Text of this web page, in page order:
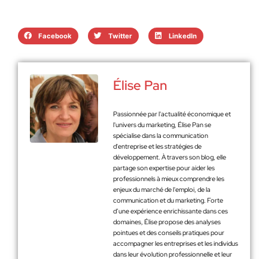
Facebook Twitter LinkedIn
Élise Pan
Passionnée par l'actualité économique et
l'univers du marketing, Élise Pan se
spécialise dans la communication
d'entreprise et les stratégies de
développement. À travers son blog, elle
partage son expertise pour aider les
professionnels à mieux comprendre les
enjeux du marché de l'emploi, de la
communication et du marketing. Forte
d’une expérience enrichissante dans ces
domaines, Élise propose des analyses
pointues et des conseils pratiques pour
accompagner les entreprises et les individus
dans leur évolution professionnelle et leur